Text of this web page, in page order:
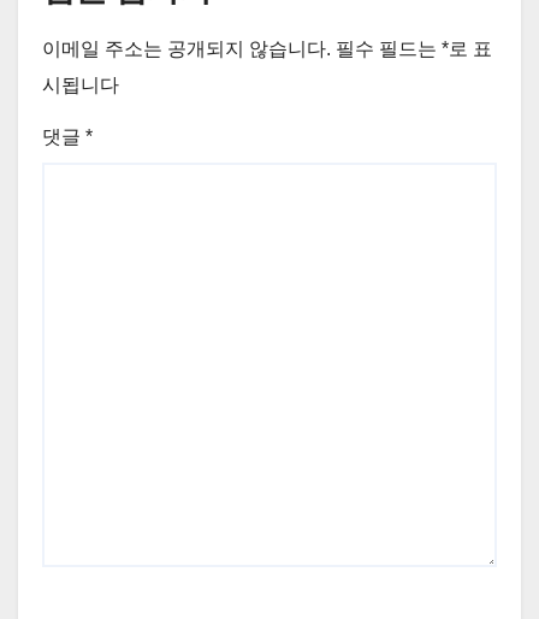
이메일 주소는 공개되지 않습니다. 필수 필드는 *로 표
시됩니다
댓글 *